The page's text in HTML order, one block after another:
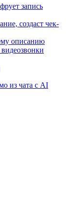
запись
создаст чек-
описанию
из чата с AI